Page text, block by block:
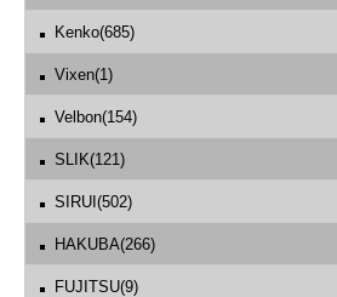
Kenko(685)
Vixen(1)
Velbon(154)
SLIK(121)
SIRUI(502)
HAKUBA(266)
FUJITSU(9)